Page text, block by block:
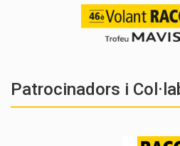
Patrocinadors i